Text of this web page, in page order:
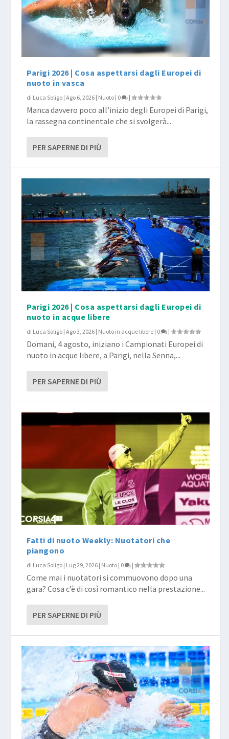
Parigi 2026 | Cosa aspettarsi dagli Europei di
nuoto in vasca
di Luca Soligo |Ago 6, 2026 | Nuoto | 0 |
Manca davvero poco all’inizio degli Europei di Parigi,
la rassegna continentale che si svolgerà...
PER SAPERNE DI PIÙ
Parigi 2026 | Cosa aspettarsi dagli Europei di
nuoto in acque libere
di Luca Soligo |Ago 3, 2026 | Nuoto in acque libere | 0 |
Domani, 4 agosto, iniziano i Campionati Europei di
nuoto in acque libere, a Parigi, nella Senna,...
PER SAPERNE DI PIÙ
Fatti di nuoto Weekly: Nuotatori che
piangono
di Luca Soligo | Lug 29, 2026 | Nuoto | 0 |
Come mai i nuotatori si commuovono dopo una
gara? Cosa c’è di così romantico nella prestazione...
PER SAPERNE DI PIÙ